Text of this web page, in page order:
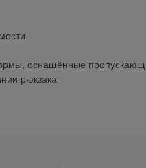
оснащённые
рюкзака